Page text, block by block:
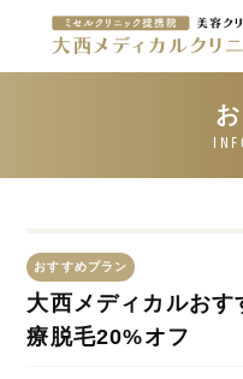
おすすめプラン
大西メディカルお
療脱毛20%オフ